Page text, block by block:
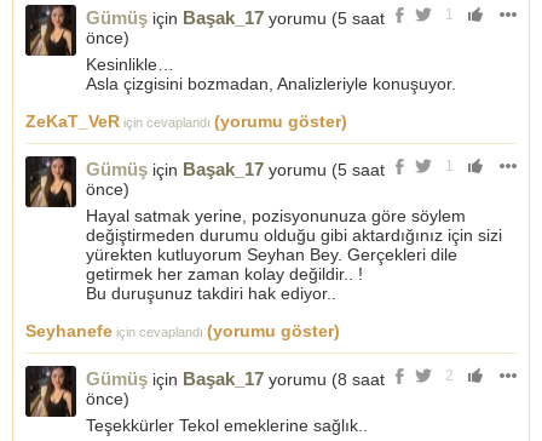
1
Gümüş için Başak_17 yorumu (5 saat
önce)
Kesinlikle…
Asla çizgisini bozmadan, Analizleriyle konuşuyor.
ZeKaT_VeR için cevaplandı (yorumu göster)
1
Gümüş için Başak_17 yorumu (5 saat
önce)
Hayal satmak yerine, pozisyonunuza göre söylem
değiştirmeden durumu olduğu gibi aktardığınız için sizi
yürekten kutluyorum Seyhan Bey. Gerçekleri dile
getirmek her zaman kolay değildir.. !
Bu duruşunuz takdiri hak ediyor..
Seyhanefe için cevaplandı (yorumu göster)
2
Gümüş için Başak_17 yorumu (8 saat
önce)
Teşekkürler Tekol emeklerine sağlık..